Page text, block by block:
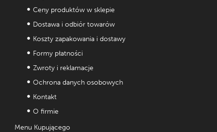
Ceny produktów w sklepie
Dostawa i odbiór towarów
Koszty zapakowania i dostawy
Formy płatności
Zwroty i reklamacje
Ochrona danych osobowych
Kontakt
O firmie
Menu Kupującego